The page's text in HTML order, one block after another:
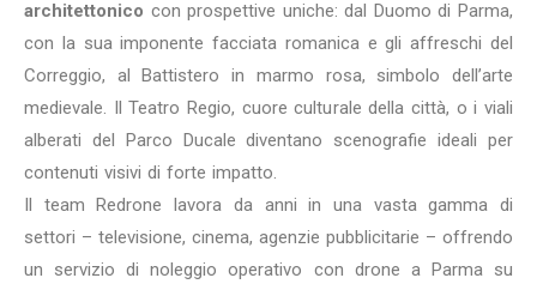
architettonico con prospettive uniche: dal Duomo di Parma,
con la sua imponente facciata romanica e gli affreschi del
Correggio, al Battistero in marmo rosa, simbolo dell’arte
medievale. Il Teatro Regio, cuore culturale della città, o i viali
alberati del Parco Ducale diventano scenografie ideali per
contenuti visivi di forte impatto.
Il team Redrone lavora da anni in una vasta gamma di
settori – televisione, cinema, agenzie pubblicitarie – offrendo
un servizio di noleggio operativo con drone a Parma su